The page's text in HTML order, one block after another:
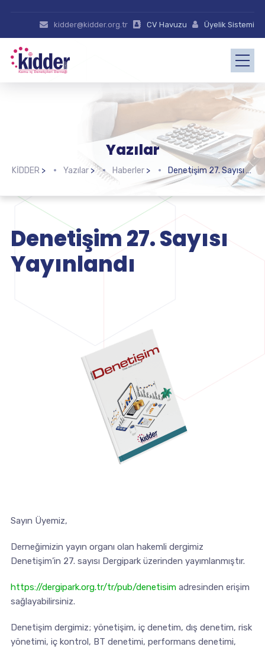
kidder@kidder.org.tr CV Havuzu Üyelik Sistemi
Yazılar
KİDDER > Yazılar> Haberler> Denetişim 27. Sayısı Yayınlandı
Denetişim 27. Sayısı
Yayınlandı
Sayın Üyemiz,
Derneğimizin yayın organı olan hakemli dergimiz
Denetişim’in 27. sayısı Dergipark üzerinden yayımlanmıştır.
https://dergipark.org.tr/tr/pub/denetisimadresinden erişim
sağlayabilirsiniz.
Denetişim dergimiz; yönetişim, iç denetim, dış denetim, risk
yönetimi, iç kontrol, BT denetimi, performans denetimi,